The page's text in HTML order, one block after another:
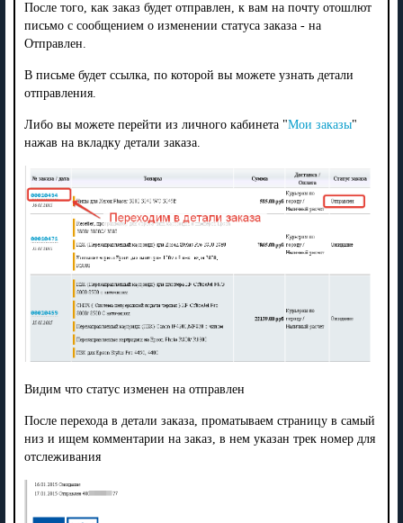
После того, как заказ будет отправлен, к вам на почту отошлют
письмо с сообщением о изменении статуса заказа - на
Отправлен.
В письме будет ссылка, по которой вы можете узнать детали
отправления.
Либо вы можете перейти из личного кабинета "Мои заказы"
нажав на вкладку детали заказа.
Видим что статус изменен на отправлен
После перехода в детали заказа, проматываем страницу в самый
низ и ищем комментарии на заказ, в нем указан трек номер для
отслеживания